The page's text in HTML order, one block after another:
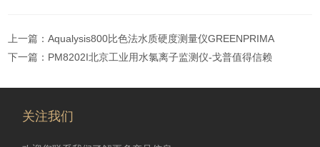
上一篇：Aqualysis800比色法水质硬度测量仪GREENPRIMA
下一篇： PM8202I北京工业用水氯离子监测仪-戈普值得信赖
关注我们